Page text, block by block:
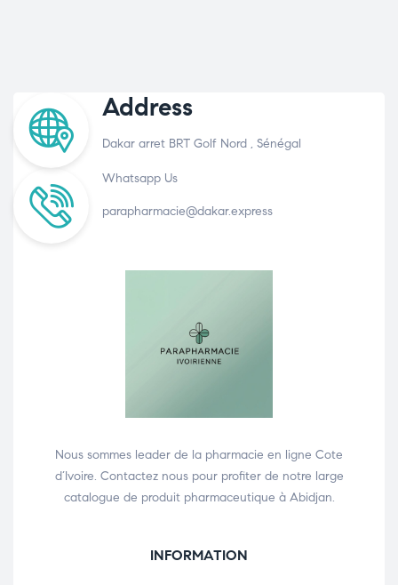
Address
Dakar arret BRT Golf Nord , Sénégal
Whatsapp Us
parapharmacie@dakar.express
Nous sommes leader de la pharmacie en ligne Cote
d’Ivoire. Contactez nous pour profiter de notre large
catalogue de produit pharmaceutique à Abidjan.
INFORMATION